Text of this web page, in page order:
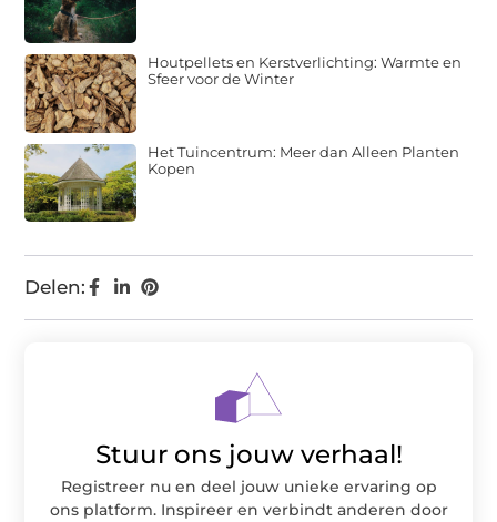
Delen:
Houtpellets en Kerstverlichting: Warmte en
Sfeer voor de Winter
Het Tuincentrum: Meer dan Alleen Planten
Kopen
Stuur ons jouw verhaal!
Registreer nu en deel jouw unieke ervaring op
ons platform. Inspireer en verbindt anderen door